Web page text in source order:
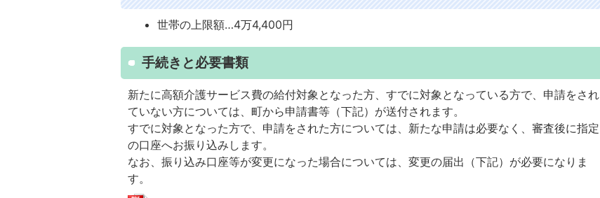
世帯の上限額…4万4,400円
手続きと必要書類
新たに高額介護サービス費の給付対象となった方、すでに対象となっている方で、申請をされ
ていない方については、町から申請書等（下記）が送付されます。
すでに対象となった方で、申請をされた方については、新たな申請は必要なく、審査後に指定
の口座へお振り込みします。
なお、振り込み口座等が変更になった場合については、変更の届出（下記）が必要になりま
す。